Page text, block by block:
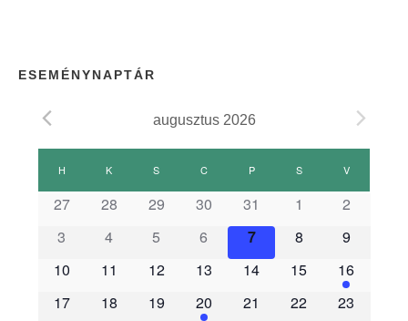
ESEMÉNYNAPTÁR
augusztus 2026
E
m
H K S CCSÜTÖRTÖK
PPÉNTEK SSZOMBAT
VVASÁRNAP
27 28 29 30 31 1
2
3
4 5 6 7 8
9
10
11 12 13 14 15
16
17
18 19 20 21 22
23